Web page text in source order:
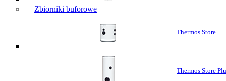
Zbiorniki buforowe
Thermos Store
Thermos Store